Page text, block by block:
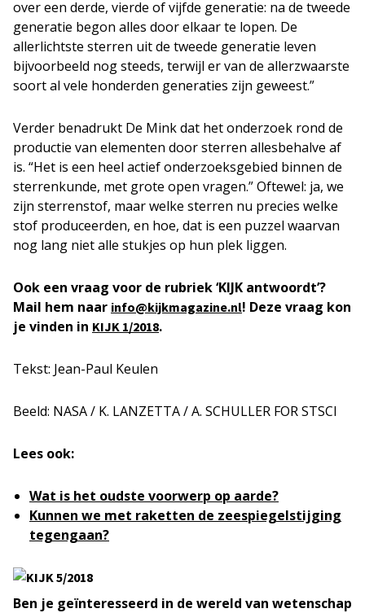
over een derde, vierde of vijfde generatie: na de tweede
generatie begon alles door elkaar te lopen. De
allerlichtste sterren uit de tweede generatie leven
bijvoorbeeld nog steeds, terwijl er van de allerzwaarste
soort al vele honderden generaties zijn geweest.”
Verder benadrukt De Mink dat het onderzoek rond de
productie van elementen door sterren allesbehalve af
is. “Het is een heel actief onderzoeksgebied binnen de
sterrenkunde, met grote open vragen.” Oftewel: ja, we
zijn sterrenstof, maar welke sterren nu precies welke
stof produceerden, en hoe, dat is een puzzel waarvan
nog lang niet alle stukjes op hun plek liggen.
Ook een vraag voor de rubriek ‘KIJK antwoordt’?
Mail hem naar info@kijkmagazine.nl! Deze vraag kon
je vinden in KIJK 1/2018.
Tekst: Jean-Paul Keulen
Beeld: NASA / K. LANZETTA / A. SCHULLER FOR STSCI
Lees ook:
Wat is het oudste voorwerp op aarde?
Kunnen we met raketten de zeespiegelstijging
tegengaan?
Ben je geïnteresseerd in de wereld van wetenschap